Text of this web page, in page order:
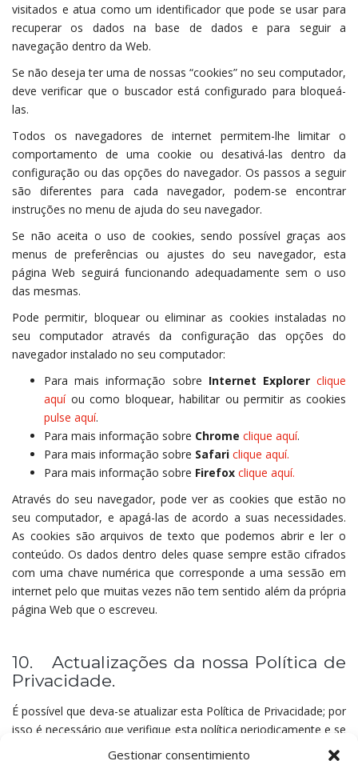
Gestionar consentimiento
visitados e atua como um identificador que pode se usar para
recuperar os dados na base de dados e para seguir a
navegação dentro da Web.
Se não deseja ter uma de nossas “cookies” no seu computador,
deve verificar que o buscador está configurado para bloqueá-
las.
Todos os navegadores de internet permitem-lhe limitar o
comportamento de uma cookie ou desativá-las dentro da
configuração ou das opções do navegador. Os passos a seguir
são diferentes para cada navegador, podem-se encontrar
instruções no menu de ajuda do seu navegador.
Se não aceita o uso de cookies, sendo possível graças aos
menus de preferências ou ajustes do seu navegador, esta
página Web seguirá funcionando adequadamente sem o uso
das mesmas.
Pode permitir, bloquear ou eliminar as cookies instaladas no
seu computador através da configuração das opções do
navegador instalado no seu computador:
Para mais informação sobre Internet Explorer clique
aquíou como bloquear, habilitar ou permitir as cookies
pulse aquí.
Para mais informação sobre Chrome clique aquí.
Para mais informação sobre Safari clique aquí.
Para mais informação sobre Firefox clique aquí.
Através do seu navegador, pode ver as cookies que estão no
seu computador, e apagá-las de acordo a suas necessidades.
As cookies são arquivos de texto que podemos abrir e ler o
conteúdo. Os dados dentro deles quase sempre estão cifrados
com uma chave numérica que corresponde a uma sessão em
internet pelo que muitas vezes não tem sentido além da própria
página Web que o escreveu.
10. Actualizações da nossa Política de
Privacidade.
É possível que deva-se atualizar esta Política de Privacidade; por
isso é necessário que verifique esta política periodicamente e se
for possível, cada vez que aceda à página Web com o objetivo